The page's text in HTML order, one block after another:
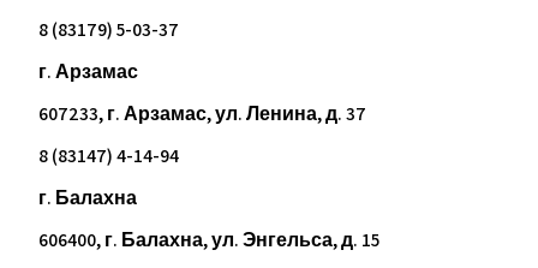
8 (83179) 5-03-37
г. Арзамас
607233, г. Арзамас, ул. Ленина, д. 37
8 (83147) 4-14-94
г. Балахна
606400, г. Балахна, ул. Энгельса, д. 15